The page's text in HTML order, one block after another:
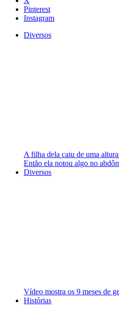
Pinterest
Instagram
Diversos
A filha dela caiu de uma
Então ela notou algo no
Diversos
Vídeo mostra os 9 meses de
Histórias